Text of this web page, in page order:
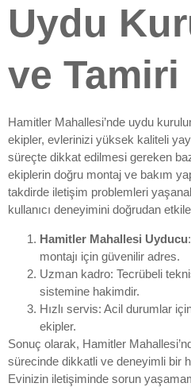
Uydu
ve Tamiri
Hamitler Mahallesi’nde uydu
ekipler, evlerinizi yüksek kaliteli
süreçte dikkat edilmesi gereken
ekiplerin doğru montaj ve bakım
takdirde iletişim problemleri
kullanıcı deneyimini doğrudan
Hamitler Mahallesi Uyducu
montajı için güvenilir adres.
Uzman kadro: Tecrübeli
sistemine hakimdir.
Hızlı servis: Acil durumlar
ekipler.
Sonuç olarak, Hamitler
sürecinde dikkatli ve deneyimli bir
Evinizin iletişiminde sorun